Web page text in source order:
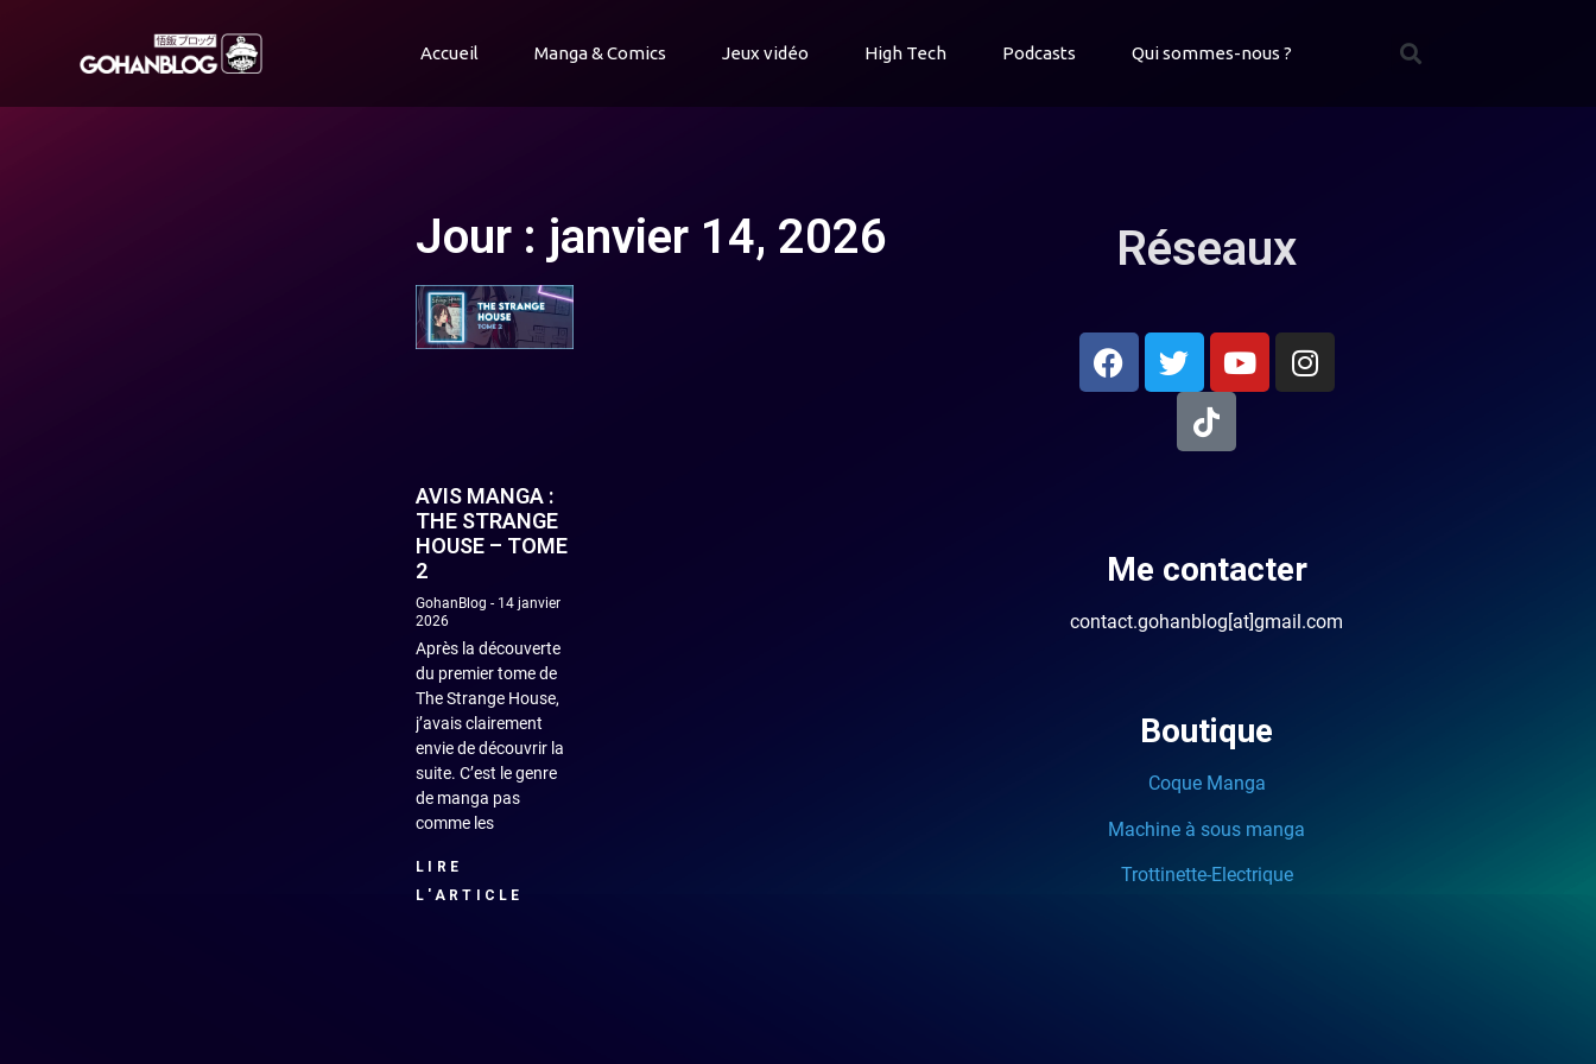
Accueil Manga & Comics Jeux vidéo High Tech Podcasts Qui sommes-nous ?
Jour : janvier 14, 2026
AVIS MANGA :
THE STRANGE
HOUSE – TOME
2
GohanBlog
14 janvier
2026
Après la découverte
du premier tome de
The Strange House,
j’avais clairement
envie de découvrir la
suite. C’est le genre
de manga pas
comme les
LIRE
L'ARTICLE
Réseaux
Me contacter
contact.gohanblog[at]gmail.com
Boutique
Coque Manga
Machine à sous manga
Trottinette-Electrique